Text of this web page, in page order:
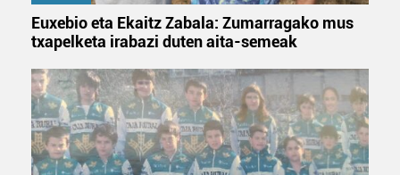
Euxebio eta Ekaitz Zabala: Zumarragako mus
txapelketa irabazi duten aita-semeak